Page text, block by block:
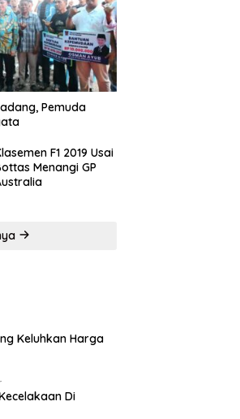
Pemuda
F1 2019 Usai
Menangi GP
Keluhkan Harga
Di